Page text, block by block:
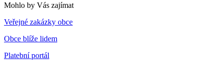
Mohlo by Vás zajímat
Veřejné zakázky obce
Obce blíže lidem
Platební portál